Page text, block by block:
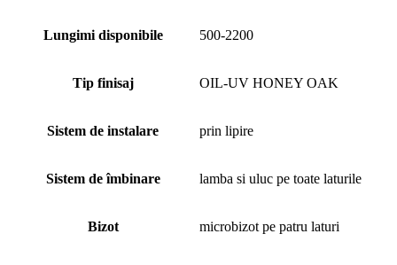
Lungimi disponibile 500-2200
Tip finisaj OIL-UV HONEY OAK
Sistem de instalare prin lipire
Sistem de îmbinare lamba si uluc pe toate laturile
Bizot microbizot pe patru laturi